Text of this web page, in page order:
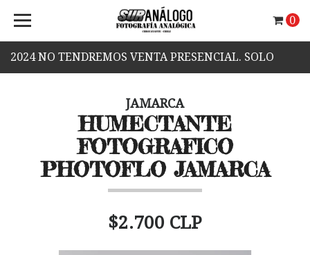
2024 NO TENDREMOS VENTA PRESENCIAL. SOLO
0
JAMARCA
HUMECTANTE
FOTOGRAFICO
PHOTOFLO JAMARCA
$2.700 CLP